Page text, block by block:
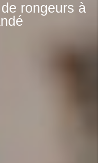
rongeurs à